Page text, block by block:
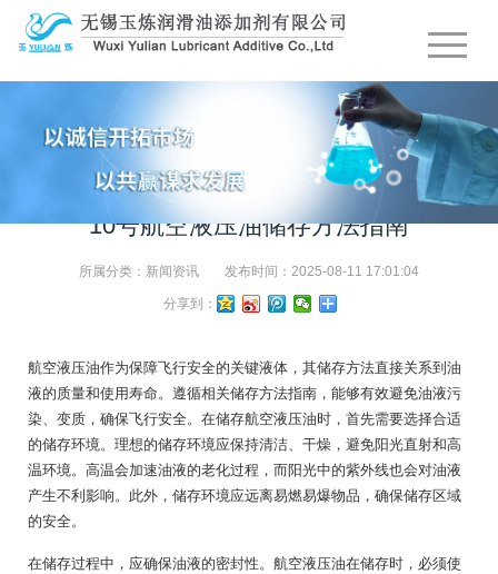
10号航空液压油储存方法指南
所属分类： 新闻资讯 发布时间： 2025-08-11 17:01:04
分享到：
航空液压油作为保障飞行安全的关键液体，其储存方法直接关系到油
液的质量和使用寿命。遵循相关储存方法指南，能够有效避免油液污
染、变质，确保飞行安全。在储存航空液压油时，首先需要选择合适
的储存环境。理想的储存环境应保持清洁、干燥，避免阳光直射和高
温环境。高温会加速油液的老化过程，而阳光中的紫外线也会对油液
产生不利影响。此外，储存环境应远离易燃易爆物品，确保储存区域
的安全。
在储存过程中，应确保油液的密封性。航空液压油在储存时，必须使